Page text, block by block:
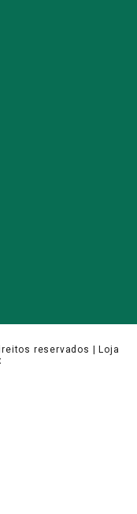
reservados |
Loja